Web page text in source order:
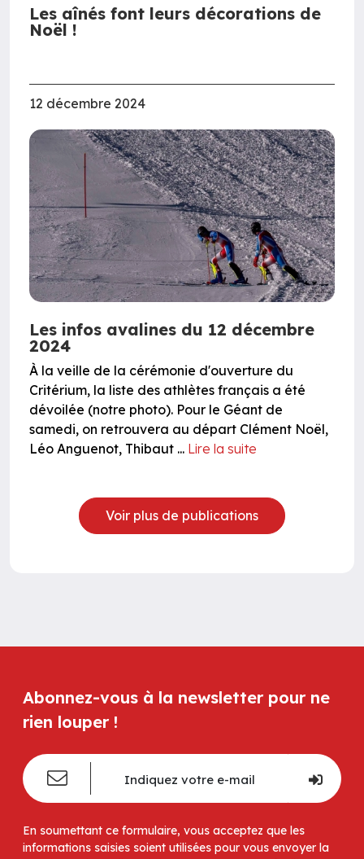
Les aînés font leurs décorations de
Noël !
12 décembre 2024
Les infos avalines du 12 décembre
2024
À la veille de la cérémonie d'ouverture du
Critérium, la liste des athlètes français a été
dévoilée (notre photo). Pour le Géant de
samedi, on retrouvera au départ Clément Noël,
Léo Anguenot, Thibaut ... Lire la suite
Voir plus de publications
Abonnez-vous à la newsletter pour ne
rien louper !
En soumettant ce formulaire, vous acceptez que les
informations saisies soient utilisées pour vous envoyer la